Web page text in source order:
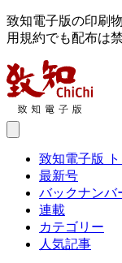
致知電子版の印刷
用規約でも配布は
致知電子版
最新号
バックナンバ
連載
カテゴリー
人気記事